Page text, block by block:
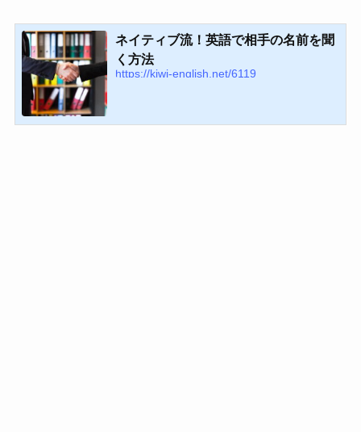
ネイティブ流！英語で相手の名前を聞
く方法
https://kiwi-english.net/6119